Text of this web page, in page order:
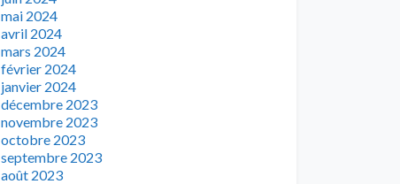
mai 2024
avril 2024
mars 2024
février 2024
janvier 2024
décembre 2023
novembre 2023
octobre 2023
septembre 2023
août 2023